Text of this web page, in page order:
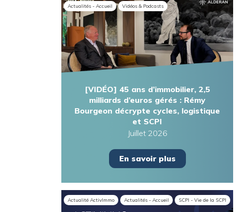
Actualités - Accueil Vidéos & Podcasts
[VIDÉO] 45 ans d’immobilier, 2,5
milliards d’euros gérés : Rémy
Bourgeon décrypte cycles, logistique
et SCPI
Juillet 2026
En savoir plus
Actualité ActivImmo Actualités - Accueil SCPI - Vie de la SCPI